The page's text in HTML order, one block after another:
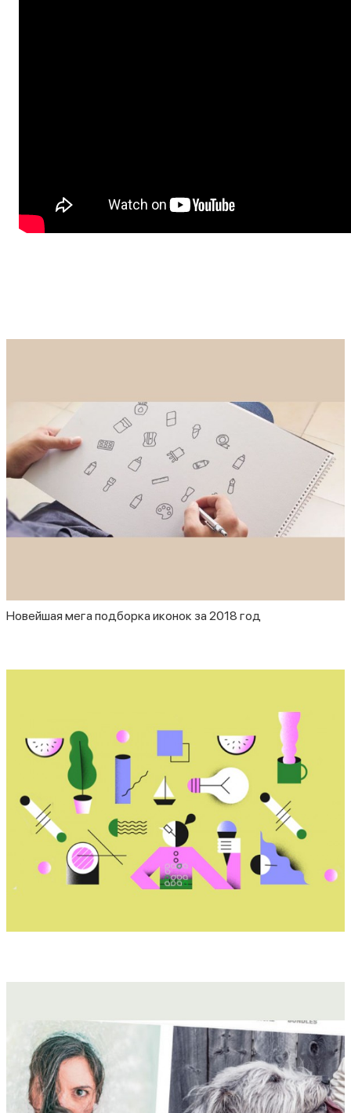
Новейшая мега подборка иконок за 2018 год